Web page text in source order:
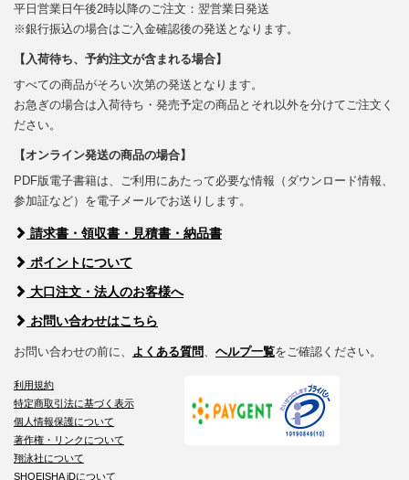
平日営業日午後2時以降のご注文：翌営業日発送
※銀行振込の場合はご入金確認後の発送となります。
【入荷待ち、予約注文が含まれる場合】
すべての商品がそろい次第の発送となります。
お急ぎの場合は入荷待ち・発売予定の商品とそれ以外を分けてご注文く
ださい。
【オンライン発送の商品の場合】
PDF版電子書籍は、ご利用にあたって必要な情報（ダウンロード情報、
参加証など）を電子メールでお送りします。
請求書・領収書・見積書・納品書
ポイントについて
大口注文・法人のお客様へ
お問い合わせはこちら
お問い合わせの前に、 よくある質問 ヘルプ一覧をご確認ください。
利用規約
特定商取引法に基づく表示
個人情報保護について
著作権・リンクについて
翔泳社について
SHOEISHA iDについて